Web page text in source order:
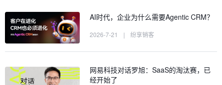
AI时代，企业为什么需要Agentic CRM？
2026-7-21 | 纷享销客
网易科技对话罗旭：SaaS的淘汰赛，已
经开始了